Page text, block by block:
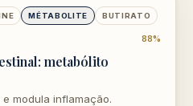
ongletMÉTABOLITE BUTIRATO
88%
metabólito
modula inflamação.